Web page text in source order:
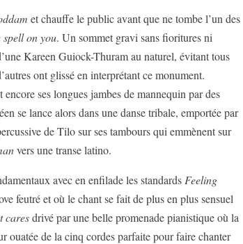
et chauffe le public avant que ne tombe l’un des
spell on you. Un sommet gravi sans fioritures ni
Kareen Guiock-Thuram au naturel, évitant tous
ont glissé en interprétant ce monument.
ses longues jambes de mannequin par des
se lance alors dans une danse tribale, emportée par
de Tilo sur ses tambours qui emmènent sur
vers une transe latino.
avec en enfilade les standards Feeling
feutré et où le chant se fait de plus en plus sensuel
caresdrivé par une belle promenade pianistique où la
ouatée de la cinq cordes parfaite pour faire chanter